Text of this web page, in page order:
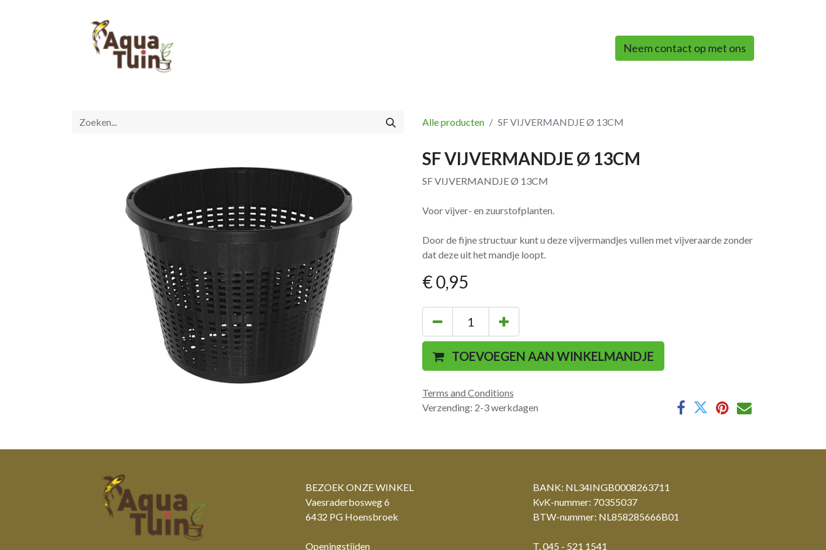
Neem contact op met ons
Alle producten SF VIJVERMANDJE Ø 13CM
SF VIJVERMANDJE Ø 13CM
SF VIJVERMANDJE Ø 13CM
Voor vijver- en zuurstofplanten.
Door de fijne structuur kunt u deze vijvermandjes vullen met vijveraarde zonder
dat deze uit het mandje loopt.
€0,95
TOEVOEGEN AAN WINKELMANDJE
Terms and Conditions
Verzending: 2-3 werkdagen
BANK: NL34INGB0008263711
KvK-nummer: 70355037
BTW-nummer: NL858285666B01
T. 045 - 521 1541
BEZOEK ONZE WINKEL
Vaesraderbosweg 6
6432 PG Hoensbroek
Openingstijden